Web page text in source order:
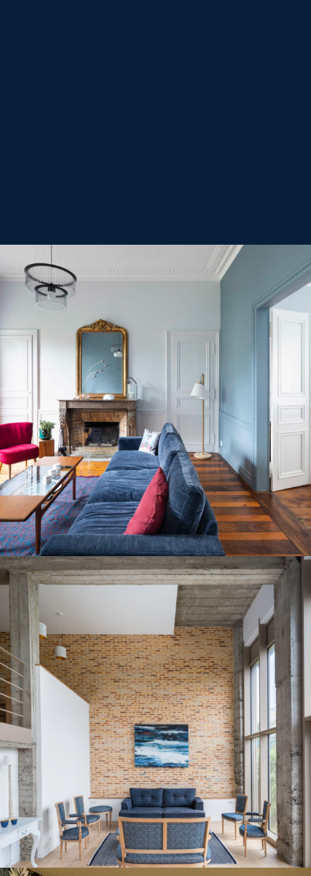
PARTICULIERS PEINTURE
Maison au centre-ville de
St Brieuc
PARTICULIERS PEINTURE
Maison au centre-ville de
St Brieuc